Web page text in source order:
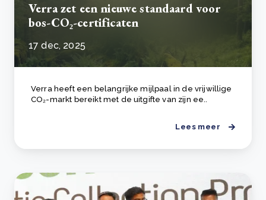
Verra zet een nieuwe standaard voor
bos-CO₂-certificaten
17 dec, 2025
Verra heeft een belangrijke mijlpaal in de vrijwillige
CO₂-markt bereikt met de uitgifte van zijn ee..
Lees meer